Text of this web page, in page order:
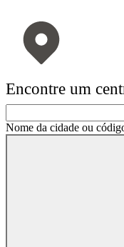
Encontre um
Nome da cidade ou